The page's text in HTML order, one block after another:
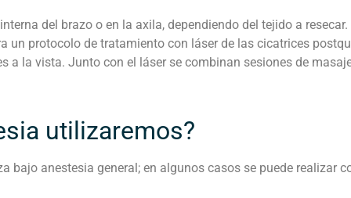
del brazo o en la axila, dependiendo del tejido a
un protocolo de tratamiento con láser de las cicatrices
a la vista. Junto con el láser se combinan sesiones de
utilizaremos?
bajo anestesia general; en algunos casos se puede realizar